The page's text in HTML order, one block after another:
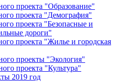
проекта "Образование"
проекта "Демография"
проекта "Безопасные и
дороги"
проекта "Жилье и городская
проекты "Экология"
проекта "Культура"
2019 год